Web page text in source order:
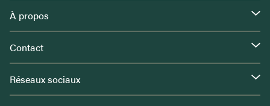
À propos
Contact
Réseaux sociaux